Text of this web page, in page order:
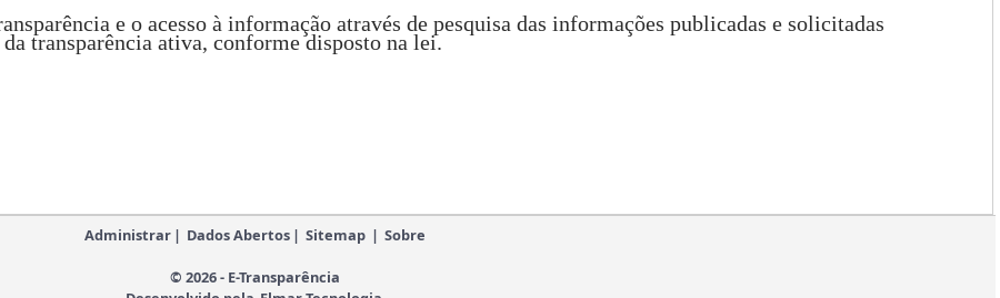
e o acesso à informação através de pesquisa das informações publicadas e solicitadas
transparência ativa, conforme disposto na lei.
Administrar | Dados Abertos | Sitemap | Sobre
© 2026 - E-Transparência